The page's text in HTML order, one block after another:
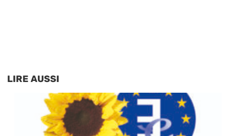
LIRE AUSSI